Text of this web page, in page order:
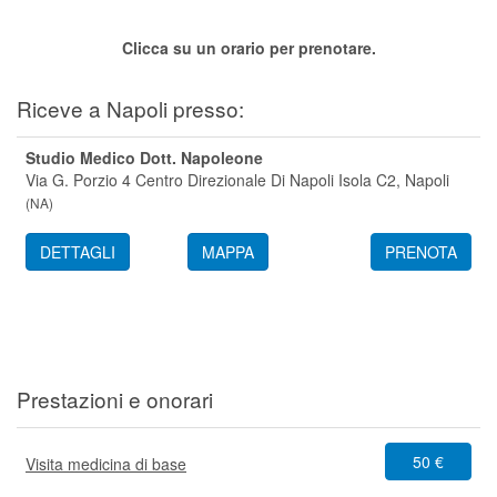
Clicca su un orario per prenotare.
Riceve a Napoli presso:
Studio Medico Dott. Napoleone
Via G. Porzio 4 Centro Direzionale Di Napoli Isola C2, Napoli
(NA)
DETTAGLI MAPPA PRENOTA
Prestazioni e onorari
Visita medicina di base 50 €